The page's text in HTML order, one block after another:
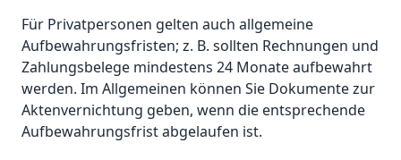
Für Privatpersonen gelten auch allgemeine
Aufbewahrungsfristen; z. B. sollten Rechnungen und
Zahlungsbelege mindestens 24 Monate aufbewahrt
werden. Im Allgemeinen können Sie Dokumente zur
Aktenvernichtung geben, wenn die entsprechende
Aufbewahrungsfrist abgelaufen ist.